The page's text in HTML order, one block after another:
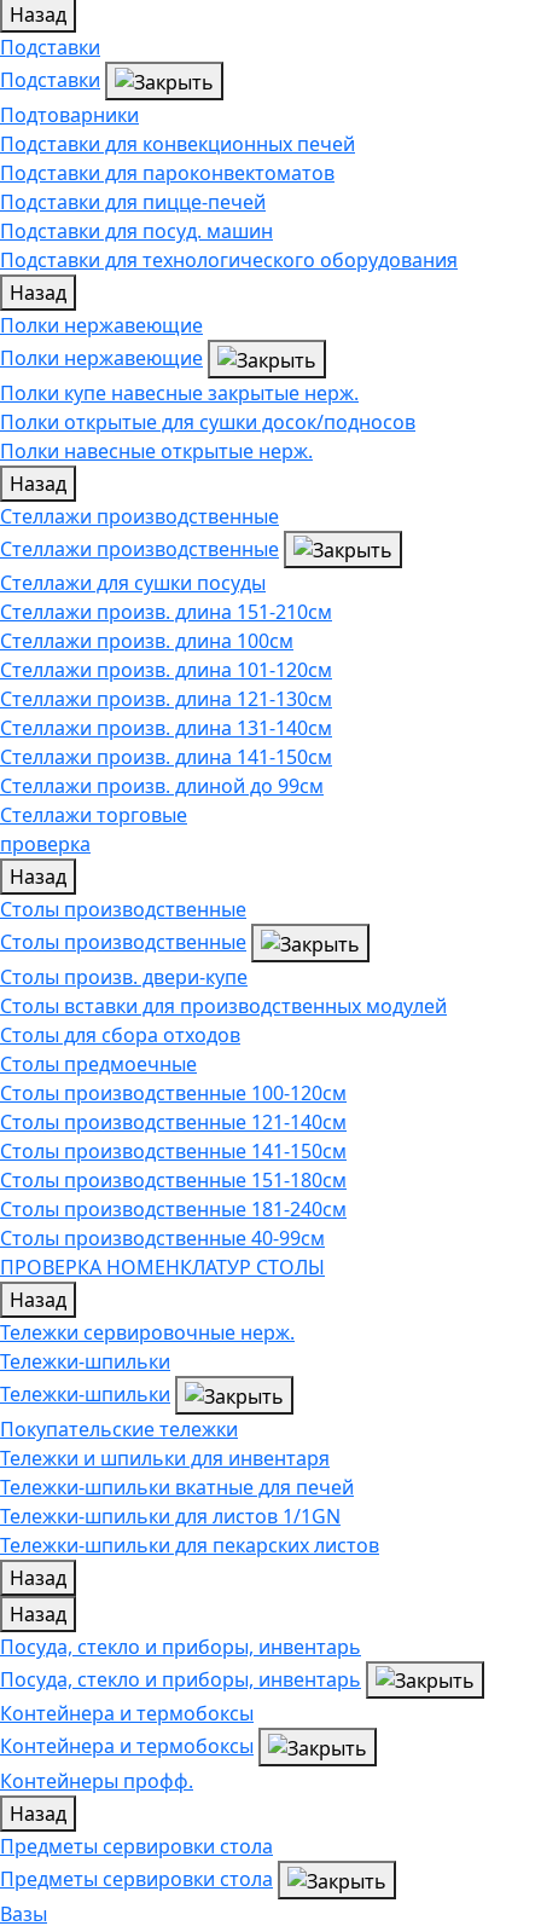
Назад
Подставки
Подставки
Подтоварники
Подставки для конвекционных печей
Подставки для пароконвектоматов
Подставки для пицце-печей
Подставки для посуд. машин
Подставки для технологического оборудования
Назад
Полки нержавеющие
Полки нержавеющие
Полки купе навесные закрытые нерж.
Полки открытые для сушки досок/подносов
Полки навесные открытые нерж.
Назад
Стеллажи производственные
Стеллажи производственные
Стеллажи для сушки посуды
Стеллажи произв. длина 151-210см
Стеллажи произв. длина 100см
Стеллажи произв. длина 101-120см
Стеллажи произв. длина 121-130см
Стеллажи произв. длина 131-140см
Стеллажи произв. длина 141-150см
Стеллажи произв. длиной до 99см
Стеллажи торговые
проверка
Назад
Столы производственные
Столы производственные
Столы произв. двери-купе
Столы вставки для производственных модулей
Столы для сбора отходов
Столы предмоечные
Столы производственные 100-120см
Столы производственные 121-140см
Столы производственные 141-150см
Столы производственные 151-180см
Столы производственные 181-240см
Столы производственные 40-99см
ПРОВЕРКА НОМЕНКЛАТУР СТОЛЫ
Назад
Тележки сервировочные нерж.
Тележки-шпильки
Тележки-шпильки
Покупательские тележки
Тележки и шпильки для инвентаря
Тележки-шпильки вкатные для печей
Тележки-шпильки для листов 1/1GN
Тележки-шпильки для пекарских листов
Назад
Назад
Посуда, стекло и приборы, инвентарь
Посуда, стекло и приборы, инвентарь
Контейнера и термобоксы
Контейнера и термобоксы
Контейнеры профф.
Назад
Предметы сервировки стола
Предметы сервировки стола
Вазы